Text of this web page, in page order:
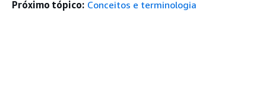
Próximo tópico: Conceitos e terminologia